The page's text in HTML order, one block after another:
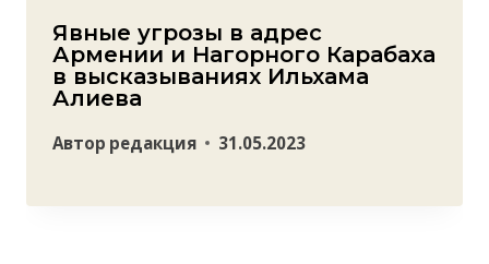
Явные угрозы в адрес
Армении и Нагорного Карабаха
в высказываниях Ильхама
Алиева
Автор редакция 31.05.2023